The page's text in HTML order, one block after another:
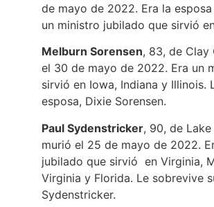
de mayo de 2022. Era la
un ministro jubilado que sirvió
Melburn Sorensen, 83, de Clay
el 30 de mayo de 2022. Era un
sirvió en Iowa, Indiana y Illinois.
esposa, Dixie Sorensen.
Paul Sydenstricker, 90, de
murió el 25 de mayo de 2022.
jubilado que sirvió en Virginia,
Virginia y Florida. Le sobrevive
Sydenstricker.